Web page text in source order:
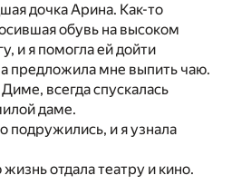
дочка Арина. Как-то
обувь на высоком
и я помогла ей дойти
предложила мне выпить чаю.
всегда спускалась
даме.
подружились, и я узнала
отдала театру и кино.